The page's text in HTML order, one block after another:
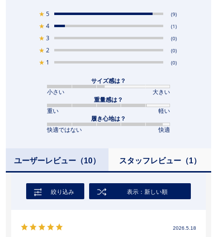
★ 5 (9)
★ 4 (1)
★ 3 (0)
★ 2 (0)
★ 1 (0)
サイズ感は？
小さい
大きい
重量感は？
重い
軽い
履き心地は？
快適ではない
快適
ユーザーレビュー（10） スタッフレビュー（1）
絞り込み 表示：新しい順
2026.5.18